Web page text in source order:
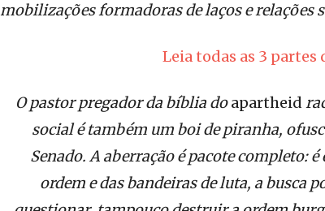
mobilizações formadoras de laços e relações
Leia todas as 3
O pastor pregador da bíblia doapartheid
social é também um boi de piranha,
Senado. A aberração é pacote completo:
ordem e das bandeiras de luta, a busca